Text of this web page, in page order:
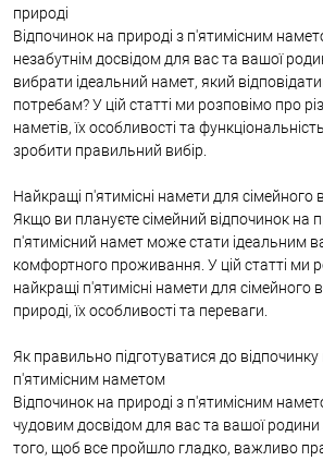
природі
Відпочинок на природі з п'ятимісним
незабутнім досвідом для вас та вашої
вибрати ідеальний намет, який
потребам? У цій статті ми розповімо про
наметів, їх особливості та
зробити правильний вибір.
Найкращі п'ятимісні намети для сімейного
Якщо ви плануєте сімейний відпочинок на
п'ятимісний намет може стати ідеальним
комфортного проживання. У цій статті ми
найкращі п'ятимісні намети для сімейного
природі, їх особливості та переваги.
Як правильно підготуватися до відпочинку
п'ятимісним наметом
Відпочинок на природі з п'ятимісним
чудовим досвідом для вас та вашої родини
того, щоб все пройшло гладко, важливо